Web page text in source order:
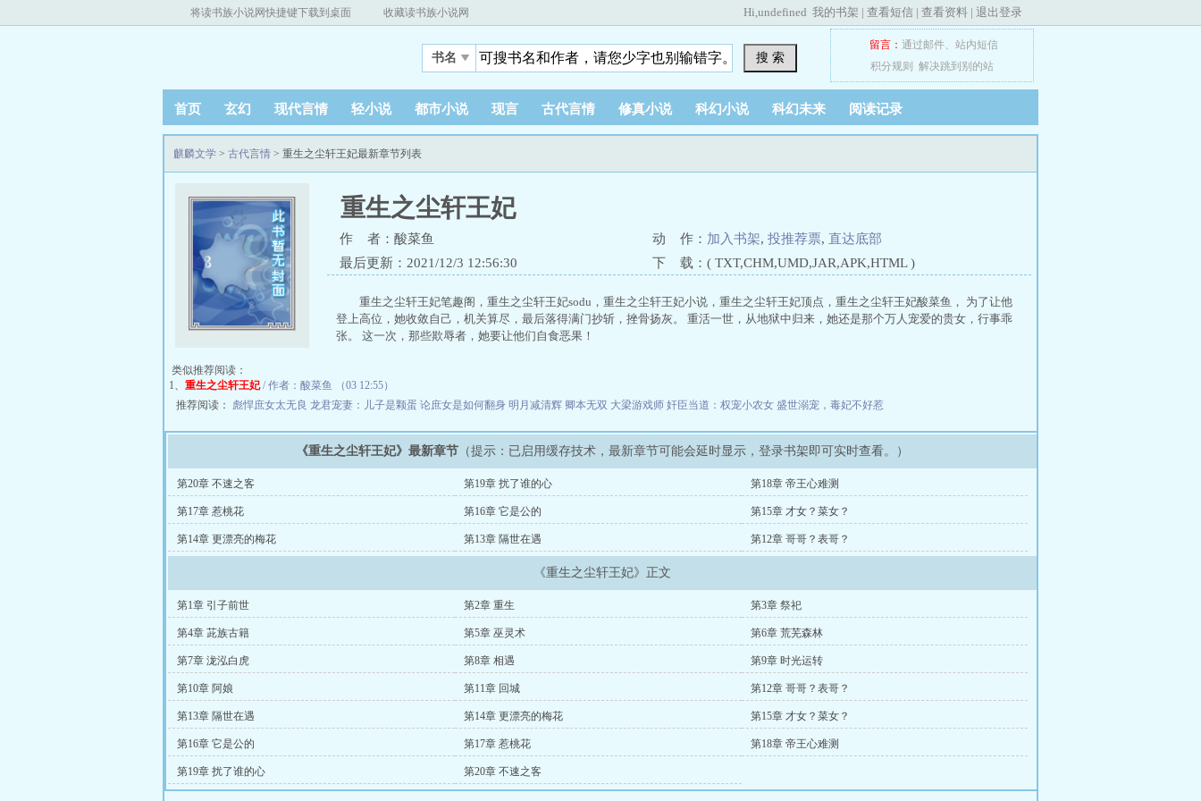
将读书族小说网快捷键下载到桌面 收藏读书族小说网 Hi,undefined 我的书架 | 查看短信 | 查看资料 | 退出登录
书名 搜 索
留言： 通过邮件、 站内短信
积分规则
解决跳到别的站
首页 玄幻 现代言情 轻小说 都市小说 现言 古代言情 修真小说 科幻小说 科幻未来 阅读记录
麒麟文学 > 古代言情 > 重生之尘轩王妃最新章节列表
重生之尘轩王妃
作 者：酸菜鱼 动 作： 加入书架, 投推荐票, 直达底部
最后更新：2021/12/3 12:56:30
下 载：( TXT,CHM,UMD,JAR,APK,HTML )
重生之尘轩王妃笔趣阁，重生之尘轩王妃sodu，重生之尘轩王妃小说，重生之尘轩王妃顶点，重生之尘轩王妃酸菜鱼， 为了让他
登上高位，她收敛自己，机关算尽，最后落得满门抄斩，挫骨扬灰。 重活一世，从地狱中归来，她还是那个万人宠爱的贵女，行事乖
张。 这一次，那些欺辱者，她要让他们自食恶果！
类似推荐阅读：
1、 重生之尘轩王妃/ 作者：酸菜鱼 （03 12:55）
推荐阅读： 彪悍庶女太无良 龙君宠妻：儿子是颗蛋 论庶女是如何翻身 明月减清辉 卿本无双 大梁游戏师 奸臣当道：权宠小农女 盛世溺宠，毒妃不好惹
《重生之尘轩王妃》最新章节 （提示：已启用缓存技术，最新章节可能会延时显示，登录书架即可实时查看。）
第20章 不速之客 第19章 扰了谁的心 第18章 帝王心难测
第17章 惹桃花 第16章 它是公的 第15章 才女？菜女？
第14章 更漂亮的梅花 第13章 隔世在遇 第12章 哥哥？表哥？
《重生之尘轩王妃》正文
第1章 引子前世 第2章 重生 第3章 祭祀
第4章 茈族古籍 第5章 巫灵术 第6章 荒芜森林
第7章 泷泓白虎 第8章 相遇 第9章 时光运转
第10章 阿娘 第11章 回城 第12章 哥哥？表哥？
第13章 隔世在遇 第14章 更漂亮的梅花 第15章 才女？菜女？
第16章 它是公的 第17章 惹桃花 第18章 帝王心难测
第19章 扰了谁的心 第20章 不速之客